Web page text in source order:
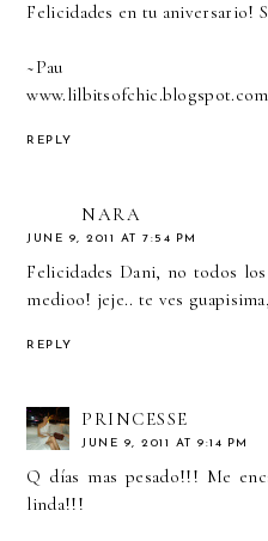
Felicidades en tu aniversario!
~Pau
www.lilbitsofchic.blogspot.com
REPLY
NARA
JUNE 9, 2011 AT 7:54 PM
Felicidades Dani, no todos
medioo! jeje.. te ves
REPLY
PRINCESSE
JUNE 9, 2011 AT 9:14 PM
Q días mas pesado!!! Me
linda!!!